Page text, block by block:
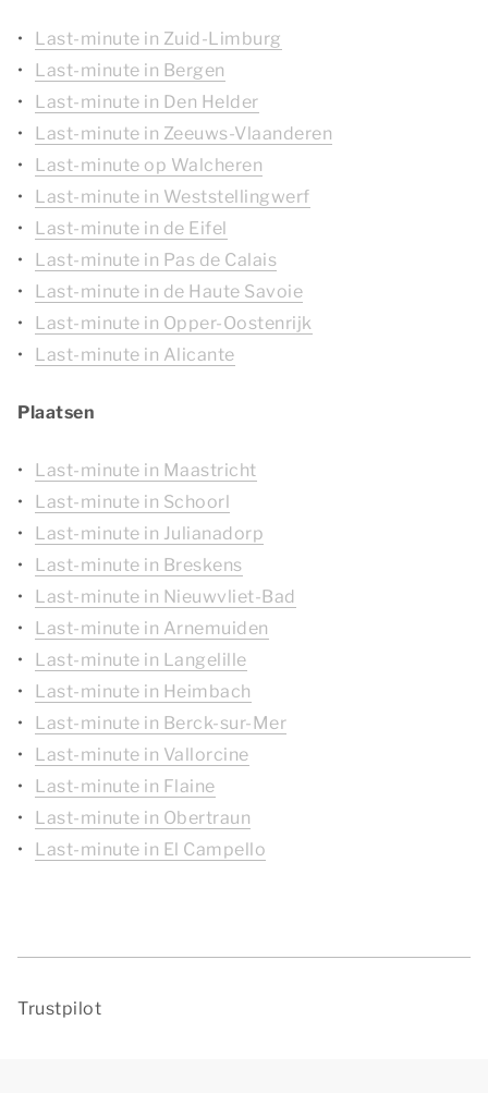
Last-minute in Zuid-Limburg
Last-minute in Bergen
Last-minute in Den Helder
Last-minute in Zeeuws-Vlaanderen
Last-minute op Walcheren
Last-minute in Weststellingwerf
Last-minute in de Eifel
Last-minute in Pas de Calais
Last-minute in de Haute Savoie
Last-minute in Opper-Oostenrijk
Last-minute in Alicante
Plaatsen
Last-minute in Maastricht
Last-minute in Schoorl
Last-minute in Julianadorp
Last-minute in Breskens
Last-minute in Nieuwvliet-Bad
Last-minute in Arnemuiden
Last-minute in Langelille
Last-minute in Heimbach
Last-minute in Berck-sur-Mer
Last-minute in Vallorcine
Last-minute in Flaine
Last-minute in Obertraun
Last-minute in El Campello
Trustpilot